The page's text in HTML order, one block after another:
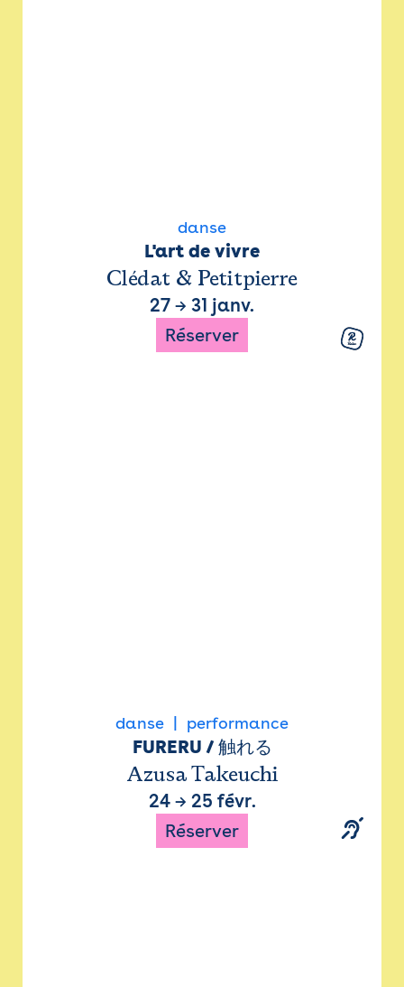
danse
L'art de vivre
Clédat & Petitpierre
27 → 31 janv.
Réserver
danse performance
FURERU / 触れる
Azusa Takeuchi
24→ 25 févr.
Réserver